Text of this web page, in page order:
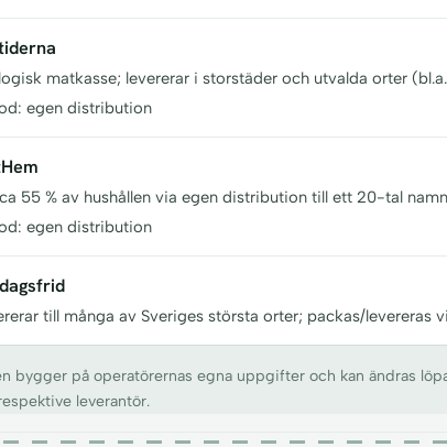
matkasse; levererar i storstäder och utvalda orter
egen distribution
55 % av hushållen via egen distribution till ett 20-tal
egen distribution
till många av Sveriges största orter; packas/levereras
bygger på operatörernas egna uppgifter och kan ändras
leverantör.